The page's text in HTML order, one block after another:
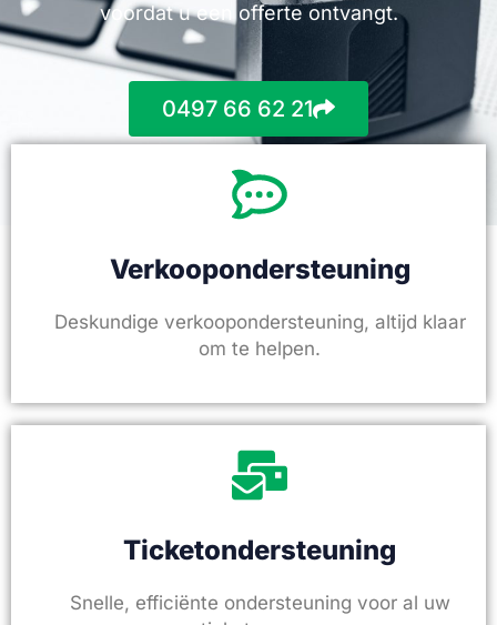
voordat u een offerte ontvangt.
0497 66 62 21
Verkoopondersteuning
Deskundige verkoopondersteuning, altijd klaar
om te helpen.
Ticketondersteuning
Snelle, efficiënte ondersteuning voor al uw